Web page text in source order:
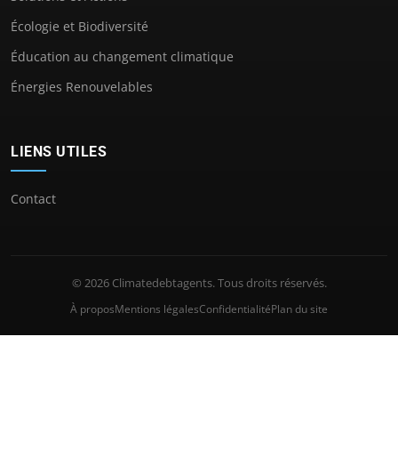
Écologie et Biodiversité
Éducation au changement climatique
Énergies Renouvelables
LIENS UTILES
Contact
© 2026 Climatedebtagents. Tous droits réservés.
À proposMentions légalesConfidentialitéPlan du site